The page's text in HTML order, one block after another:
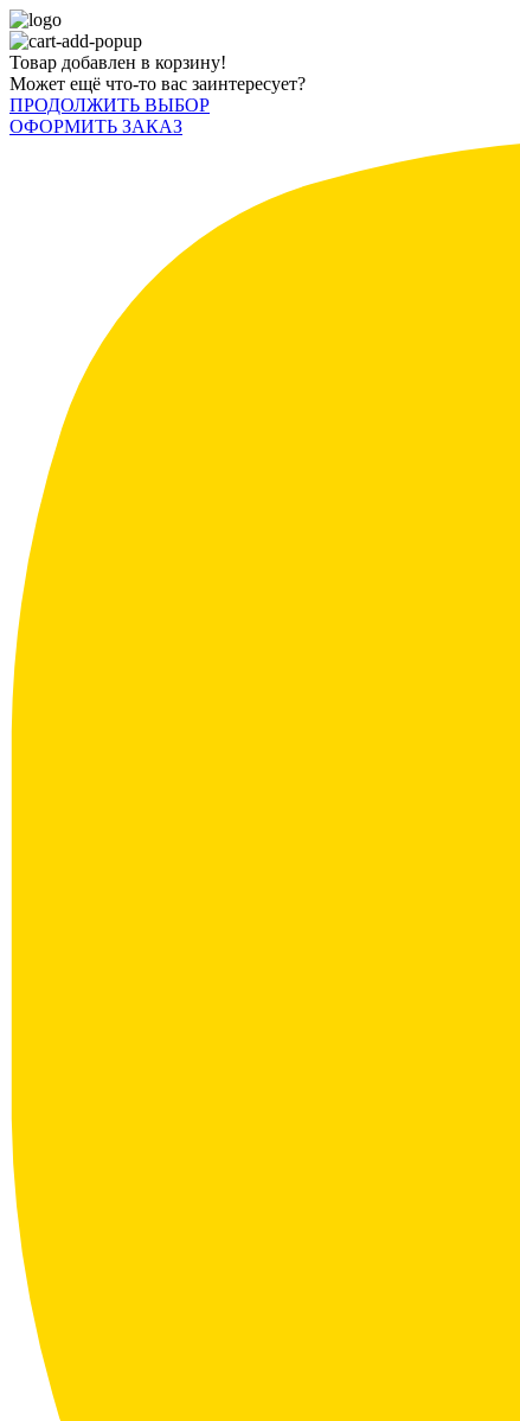
Товар добавлен в корзину!
Может ещё что-то вас заинтересует?
ПРОДОЛЖИТЬ ВЫБОР
ОФОРМИТЬ ЗАКАЗ